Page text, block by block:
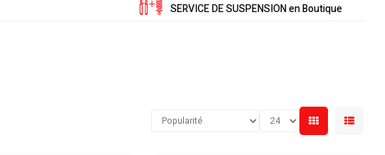
SERVICE DE SUSPENSION en Boutique